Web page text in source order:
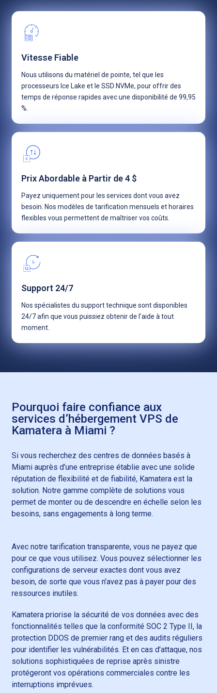
Vitesse Fiable
Nous utilisons du matériel de pointe, tel que les
processeurs Ice Lake et le SSD NVMe, pour offrir des
temps de réponse rapides avec une disponibilité de 99,95
%.
Prix Abordable à Partir de 4 $
Payez uniquement pour les services dont vous avez
besoin. Nos modèles de tarification mensuels et horaires
flexibles vous permettent de maîtriser vos coûts.
Support 24/7
Nos spécialistes du support technique sont disponibles
24/7 afin que vous puissiez obtenir de l’aide à tout
moment.
Pourquoi faire confiance aux
services d’hébergement VPS de
Kamatera à Miami ?
Si vous recherchez des centres de données basés à
Miami auprès d’une entreprise établie avec une solide
réputation de flexibilité et de fiabilité, Kamatera est la
solution. Notre gamme complète de solutions vous
permet de monter ou de descendre en échelle selon les
besoins, sans engagements à long terme.
Avec notre tarification transparente, vous ne payez que
pour ce que vous utilisez. Vous pouvez sélectionner les
configurations de serveur exactes dont vous avez
besoin, de sorte que vous n’avez pas à payer pour des
ressources inutiles.
Kamatera priorise la sécurité de vos données avec des
fonctionnalités telles que la conformité SOC 2 Type II, la
protection DDOS de premier rang et des audits réguliers
pour identifier les vulnérabilités. Et en cas d’attaque, nos
solutions sophistiquées de reprise après sinistre
protégeront vos opérations commerciales contre les
interruptions imprévues.